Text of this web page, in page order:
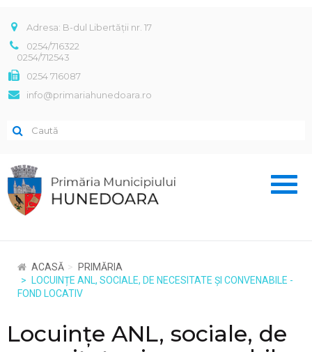
Adresa: B-dul Libertății nr. 17
0254/716322
0254/712543
0254 716087
info@primariahunedoara.ro
ACASĂ
PRIMĂRIA
LOCUINȚE ANL, SOCIALE, DE NECESITATE ȘI CONVENABILE -
FOND LOCATIV
Locuințe ANL, sociale, de